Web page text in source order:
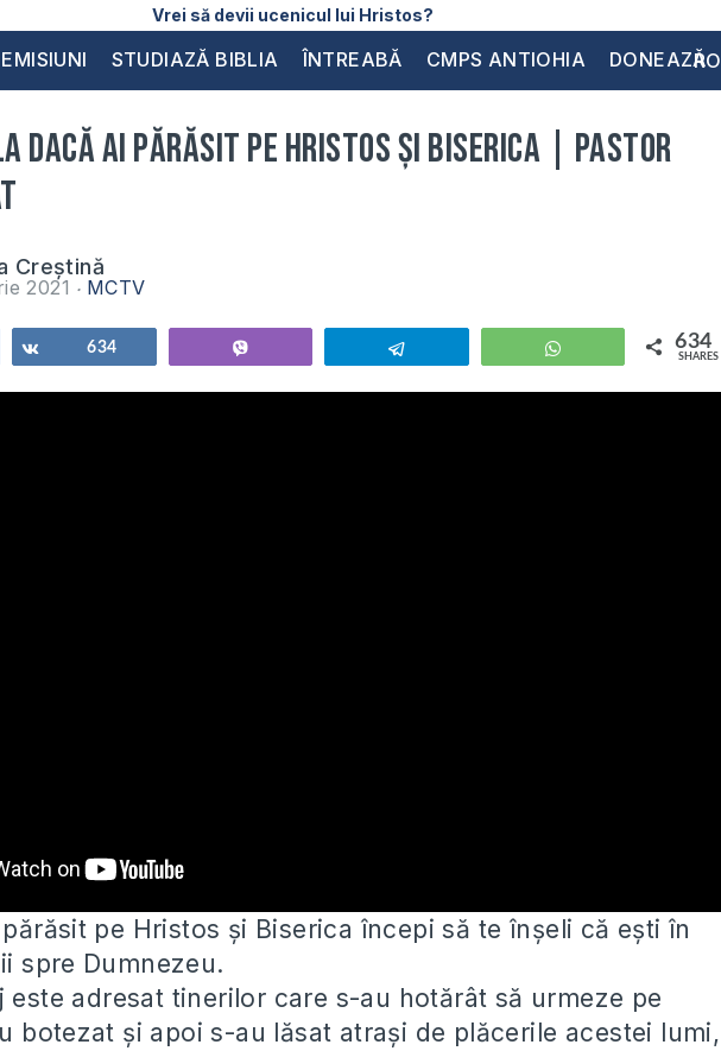
Vrei să devii ucenicul lui Hristos?
EMISIUNI STUDIAZĂ BIBLIA ÎNTREABĂ CMPS ANTIOHIA DONEAZĂRO
dacă ai părăsit pe Hristos și Biserica | Pastor
Creștină
2021 MCTV
Share634 WhatsApp 634
SHARES
pe Hristos și Biserica începi să te înșeli că ești în
spre Dumnezeu.
este adresat tinerilor care s-au hotărât să urmeze pe
botezat și apoi s-au lăsat atrași de plăcerile acestei lumi,